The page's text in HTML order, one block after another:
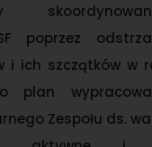
poprzez
i ich szczątków w
plan
Zespołu ds.